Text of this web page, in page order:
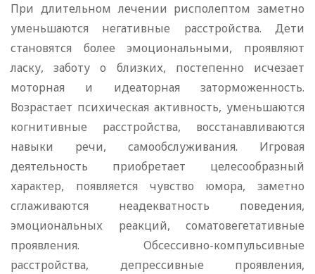
При длительном лечении рисполептом заметно
уменьшаются негативные расстройства. Дети
становятся более эмоциональными, проявляют
ласку, заботу о близких, постепенно исчезает
моторная и идеаторная заторможенность.
Возрастает психическая активность, уменьшаются
когнитивные расстройства, восстанавливаются
навыки речи, самообслуживания. Игровая
деятельность приобретает целесообразный
характер, появляется чувство юмора, заметно
сглаживаются неадекватность поведения,
эмоциональных реакций, соматовегетативные
проявления. Обсессивно-компульсивные
расстройства, депрессивные проявления,